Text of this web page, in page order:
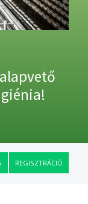
REGISZTRÁCIÓ